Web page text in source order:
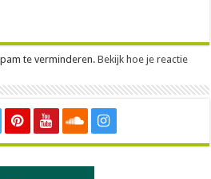
te verminderen.Bekijk hoe je reactie